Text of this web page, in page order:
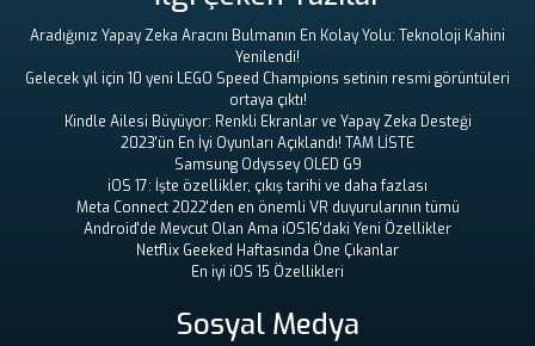
Aradığınız Yapay Zeka Aracını Bulmanın En Kolay Yolu: Teknoloji Kahini
Yenilendi!
Gelecek yıl için 10 yeni LEGO Speed ​​Champions setinin resmi görüntüleri
ortaya çıktı!
Kindle Ailesi Büyüyor: Renkli Ekranlar ve Yapay Zeka Desteği
2023'ün En İyi Oyunları Açıklandı! TAM LİSTE
Samsung Odyssey OLED G9
iOS 17: İşte özellikler, çıkış tarihi ve daha fazlası
Meta Connect 2022'den en önemli VR duyurularının tümü
Android'de Mevcut Olan Ama iOS16'daki Yeni Özellikler
Netflix Geeked Haftasında Öne Çıkanlar
En iyi iOS 15 Özellikleri
Sosyal Medya